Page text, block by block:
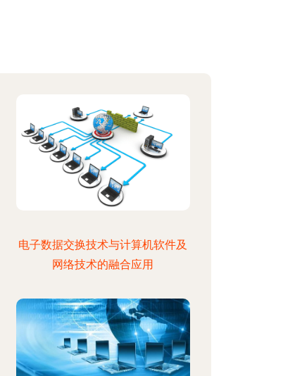
电子数据交换技术与计算机软件及
网络技术的融合应用